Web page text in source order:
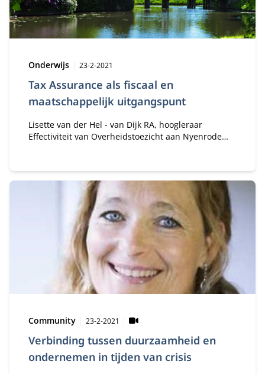
Tax Assurance als fiscaal en
maatschappelijk uitgangspunt
Type:
Onderwijs Publicatiedatum:
23-2-2021
Lisette van der Hel - van Dijk RA, hoogleraar
Effectiviteit van Overheidstoezicht aan Nyenrode
Verbinding tussen duurzaamheid en
ondernemen in tijden van crisis
Type:
Community Publicatiedatum:
23-2-2021